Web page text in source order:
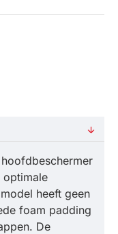
optimale
heeft geen
foam padding
De